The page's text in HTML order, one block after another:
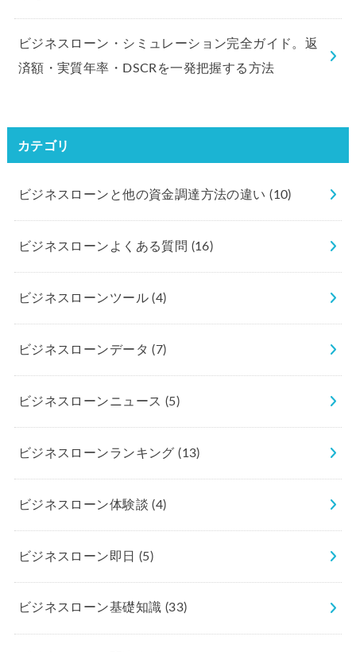
ビジネスローン・シミュレーション完全ガイド。返
済額・実質年率・DSCRを一発把握する方法
カテゴリ
ビジネスローンと他の資金調達方法の違い(10)
ビジネスローンよくある質問 (16)
ビジネスローンツール(4)
ビジネスローンデータ(7)
ビジネスローンニュース (5)
ビジネスローンランキング(13)
ビジネスローン体験談(4)
ビジネスローン即日 (5)
ビジネスローン基礎知識 (33)